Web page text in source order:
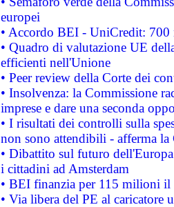
europei
• Accordo BEI - UniCredit:
• Quadro di valutazione UE
efficienti nell'Unione
• Peer review della Corte dei
• Insolvenza: la Commissione
imprese e dare una seconda
• I risultati dei controlli sulla
non sono attendibili - afferma la
• Dibattito sul futuro
i cittadini ad Amsterdam
• BEI finanzia per 115 milioni
• Via libera del PE al caricatore